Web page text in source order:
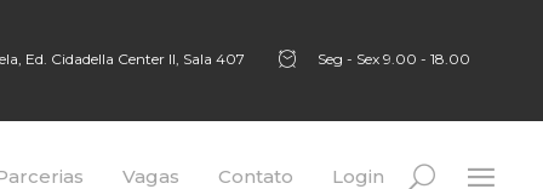
Ed. Cidadella Center II, Sala 407 Seg - Sex 9.00 - 18.00
Vagas Contato Login